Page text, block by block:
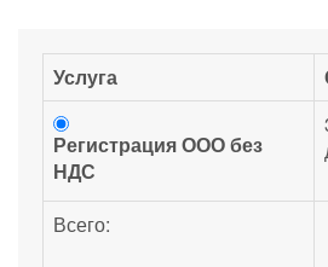
Услуга
Регистрация ООО без
НДС
Всего: